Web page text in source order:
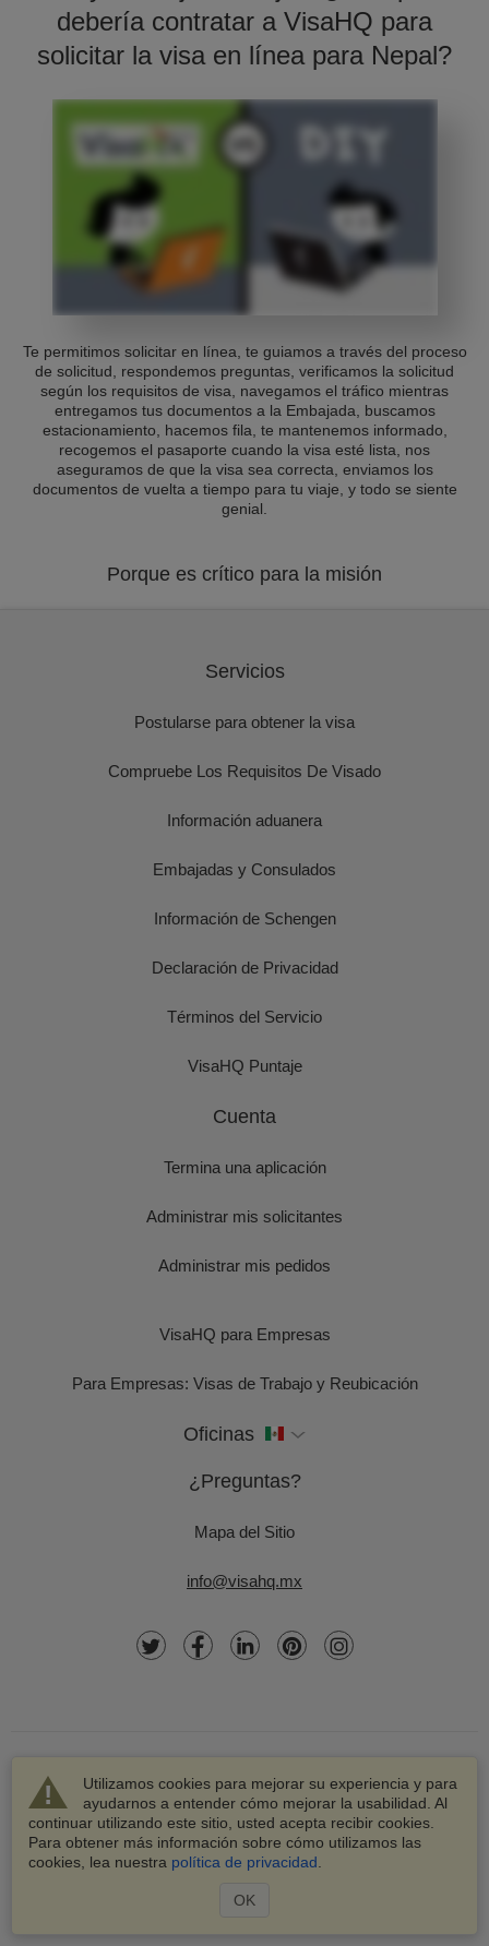
debería contratar a VisaHQ para
solicitar la visa en línea para Nepal?
Te permitimos solicitar en línea, te guiamos a través del proceso
de solicitud, respondemos preguntas, verificamos la solicitud
según los requisitos de visa, navegamos el tráfico mientras
entregamos tus documentos a la Embajada, buscamos
estacionamiento, hacemos fila, te mantenemos informado,
recogemos el pasaporte cuando la visa esté lista, nos
aseguramos de que la visa sea correcta, enviamos los
documentos de vuelta a tiempo para tu viaje, y todo se siente
genial.
Porque es crítico para la misión
Utilizamos cookies para mejorar su experiencia y para
ayudarnos a entender cómo mejorar la usabilidad. Al
continuar utilizando este sitio, usted acepta recibir cookies.
Para obtener más información sobre cómo utilizamos las
cookies, lea nuestra política de privacidad
OK
Servicios
Postularse para obtener la visa
Compruebe Los Requisitos De Visado
Información aduanera
Embajadas y Consulados
Información de Schengen
Declaración de Privacidad
Términos del Servicio
VisaHQ Puntaje
Cuenta
Termina una aplicación
Administrar mis solicitantes
Administrar mis pedidos
VisaHQ para Empresas
Para Empresas: Visas de Trabajo y Reubicación
Oficinas
¿Preguntas?
Mapa del Sitio
info@visahq.mx
© 2003-2026 VisaHQ.com, Inc. Todos los derechos
reservados.
VisaHQ y el logotipo de VisaHQ son marcas registradas de
VisaHQ.com, Inc.